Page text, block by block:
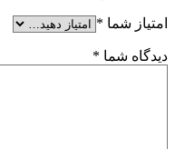
امتیاز شما *
دیدگاه شما *